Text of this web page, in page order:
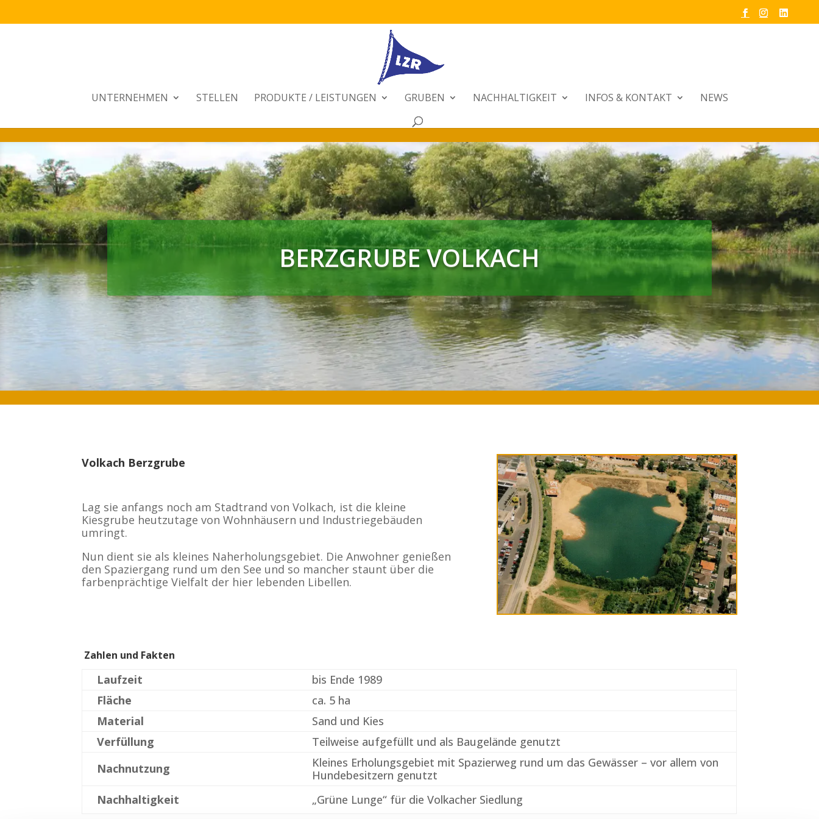
UNTERNEHMEN STELLEN PRODUKTE / LEISTUNGEN GRUBEN NACHHALTIGKEIT INFOS & KONTAKT NEWS
BERZGRUBE VOLKACH
Volkach Berzgrube
Lag sie anfangs noch am Stadtrand von Volkach, ist die kleine
Kiesgrube heutzutage von Wohnhäusern und Industriegebäuden
umringt.
Nun dient sie als kleines Naherholungsgebiet. Die Anwohner genießen
den Spaziergang rund um den See und so mancher staunt über die
farbenprächtige Vielfalt der hier lebenden Libellen.
Zahlen und Fakten
Laufzeit
bis Ende 1989
Fläche
ca. 5 ha
Material
Sand und Kies
Verfüllung
Teilweise aufgefüllt und als Baugelände genutzt
Nachnutzung
Kleines Erholungsgebiet mit Spazierweg rund um das Gewässer – vor allem von
Hundebesitzern genutzt
Nachhaltigkeit
„Grüne Lunge“ für die Volkacher Siedlung